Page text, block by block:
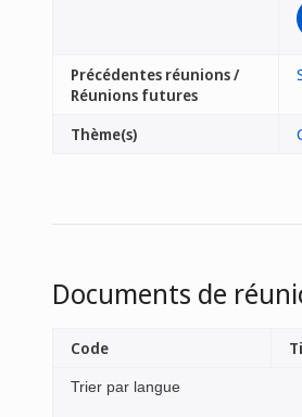
Précédentes réunions /
Réunions futures
Thème(s)
Documents de
Trier par langue
Code